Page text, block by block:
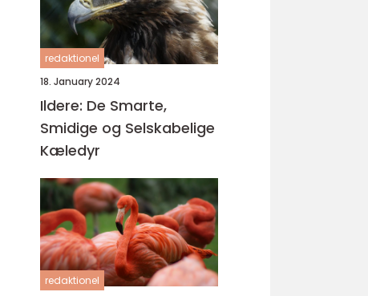
redaktionel
18. January 2024
Ildere: De Smarte,
Smidige og Selskabelige
Kæledyr
redaktionel